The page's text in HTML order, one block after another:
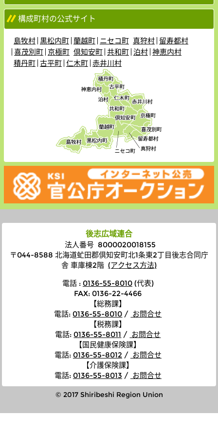
構成町村の公式サイト
島牧村 黒松内町 蘭越町 ニセコ町 真狩村 留寿都村
喜茂別町 京極町 倶知安町 共和町 泊村 神恵内村
積丹町 古平町 仁木町 赤井川村
後志広域連合
法人番号 8000020018155
〒044-8588 北海道虻田郡倶知安町北1条東2丁目後志合同庁
舎 車庫棟2階 (アクセス方法)
電話 : 0136-55-8010(代表)
FAX: 0136-22-4466
【総務課】
電話: 0136-55-8010 / お問合せ
【税務課】
電話: 0136-55-8011 / お問合せ
【国民健康保険課】
電話: 0136-55-8012 / お問合せ
【介護保険課】
電話: 0136-55-8013 / お問合せ
© 2017 Shiribeshi Region Union